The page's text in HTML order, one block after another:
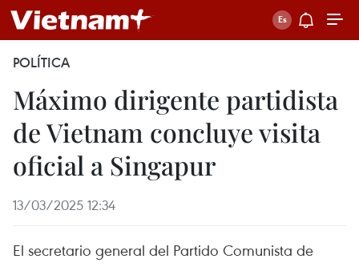
POLÍTICA
Máximo dirigente partidista
de Vietnam concluye visita
oficial a Singapur
13/03/2025 12:34
El secretario general del Partido Comunista de